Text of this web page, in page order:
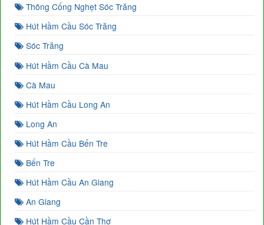
Thông Cống Nghẹt Sóc Trăng
Hút Hầm Cầu Sóc Trăng
Sóc Trăng
Hút Hầm Cầu Cà Mau
Cà Mau
Hút Hầm Cầu Long An
Long An
Hút Hầm Cầu Bến Tre
Bến Tre
Hút Hầm Cầu An Giang
An Giang
Hút Hầm Cầu Cần Thơ